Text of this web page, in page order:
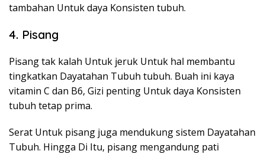
tambahan Untuk daya Konsisten tubuh.
4. Pisang
Pisang tak kalah Untuk jeruk Untuk hal membantu
tingkatkan Dayatahan Tubuh tubuh. Buah ini kaya
vitamin C dan B6, Gizi penting Untuk daya Konsisten
tubuh tetap prima.
Serat Untuk pisang juga mendukung sistem Dayatahan
Tubuh. Hingga Di Itu, pisang mengandung pati